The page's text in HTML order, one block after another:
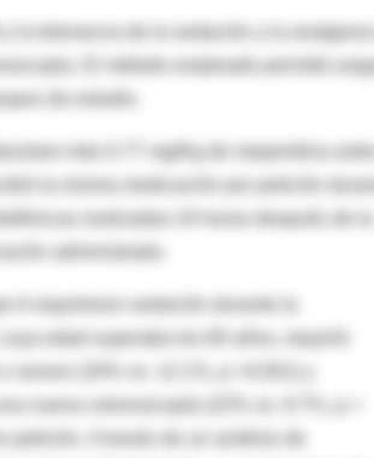
la tolerancia de la sedación y la analgesia
El método empleado permitió
de estudio.
más 0.77 mg/Kg de meperidina antes
la misma medicación por petición
administrado.
A requirieron sedación durante la
edad superaba los 60 años, requirió
A través de un análisis de